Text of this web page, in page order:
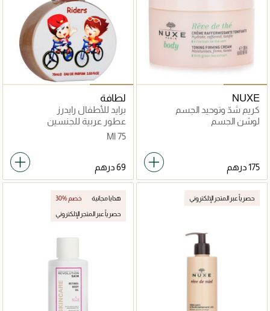
NUXE
كريم شدّ وتوحيد الجسم
لوشن الجسم
لطافة
برايد للأطفال رايدرز
عطور عربية للجنسين
75 Ml
حصرياً عبر المتجر الإلكتروني هدايا مجانية 30% خصم
حصرياً عبر المتجر الإلكتروني